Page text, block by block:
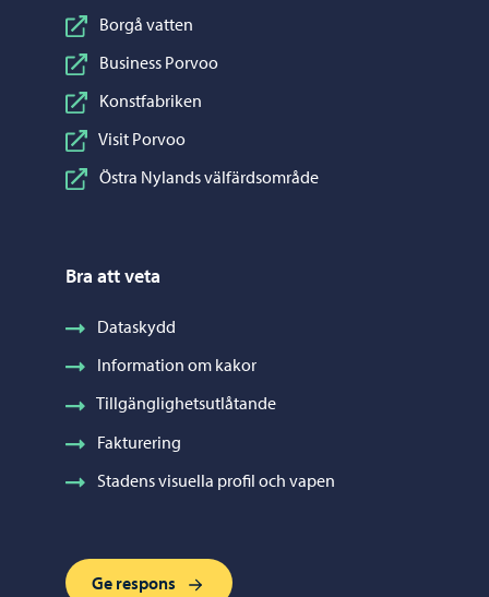
Borgå vatten
Business Porvoo
Konstfabriken
Visit Porvoo
Östra Nylands välfärdsområde
Bra att veta
Dataskydd
Information om kakor
Tillgänglighetsutlåtande
Fakturering
Stadens visuella profil och vapen
Ge respons